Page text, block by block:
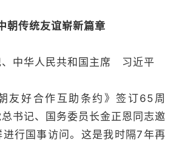
朝传统友谊崭新篇章
、中华人民共和国主席 习近平
好合作互助条约》签订65周
书记、国务委员长金正恩同志邀
行国事访问。这是我时隔7年再